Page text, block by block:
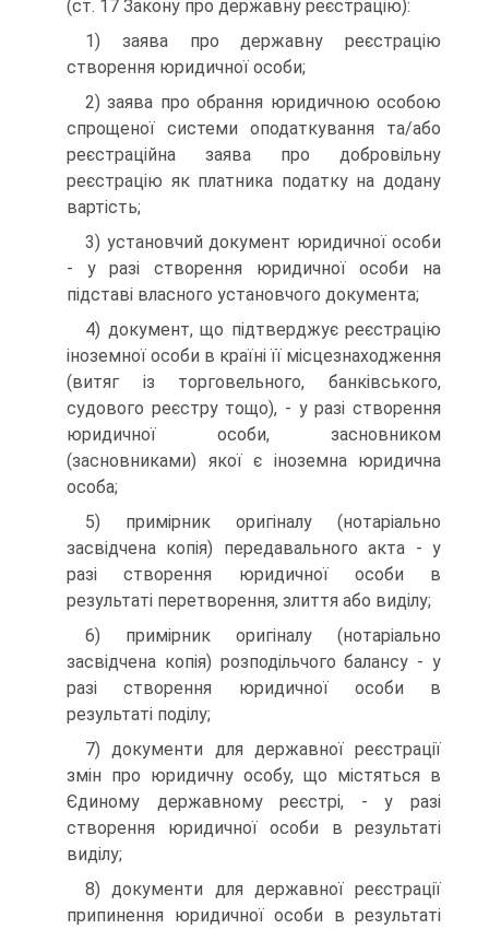
(ст. 17 Закону про державну ре­єстрацію):
1) заява про державну реєстрацію
створення юридич­ної особи;
2) заява про обрання юридичною особою
спрощеної си­стеми оподаткування та/або
реєстраційна заява про добро­вільну
реєстрацію як платника податку на додану
вартість;
3) установчий документ юридичної особи
- у разі ство­рення юридичної особи на
підставі власного установчого документа;
4) документ, що підтверджує реєстрацію
іноземної осо­би в країні її місцезнаходження
(витяг із торговельного, бан­ківського,
судового реєстру тощо), - у разі створення
юри­дичної особи, засновником
(засновниками) якої є іноземна юридична
особа;
5) примірник оригіналу (нотаріально
засвідчена копія) передавального акта - у
разі створення юридичної особи в
результаті перетворення, злиття або виділу;
6) примірник оригіналу (нотаріально
засвідчена копія) розподільчого балансу - у
разі створення юридичної особи в
результаті поділу;
7) документи для державної реєстрації
змін про юриди­чну особу, що містяться в
Єдиному державному реєстрі, - у разі
створення юридичної особи в результаті
виділу;
8) документи для державної реєстрації
припинення юридичної особи в результаті